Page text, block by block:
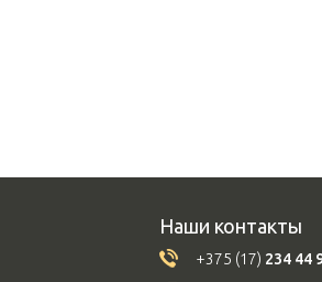
Наши контакты
+375 (17) 234 44